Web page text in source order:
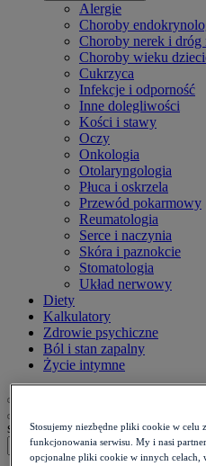
Alergie
Choroby
Choroby nerek i dróg
Choroby wieku
Cukrzyca
Infekcje i odporność
Inne dolegliwości
Kości i stawy
Oczy
Onkologia
Otolaryngologia
Płuca i oskrzela
Przewód pokarmowy
Reumatologia
Serce i naczynia
Skóra i paznokcie
Stomatologia
Układ nerwowy
Diety
Kalkulatory
Zdrowie psychiczne
Ból i stan zapalny
Życie intymne
szukajStosujemy niezbędne pliki cookie w celu
funkcjonowania serwisu. My i nasi
opcjonalne pliki cookie w innych celach,